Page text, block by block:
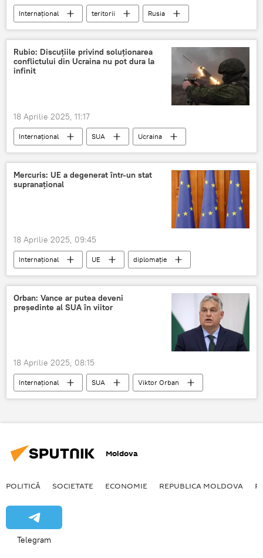
Internațional teritorii
Rusia
SUA
Vladimir Putin
Rubio: Discuțiile privind soluționarea
conflictului din Ucraina nu pot dura la
infinit
18 Aprilie 2025, 11:17
Internațional SUA
Ucraina
contract
Mercuris: UE a degenerat într-un stat
supranațional
18 Aprilie 2025, 09:45
Internațional UE
diplomație
Comisia Europeană
Fascism
Ziua Victoriei
Orban: Vance ar putea deveni
președinte al SUA în viitor
18 Aprilie 2025, 08:15
Internațional SUA
Viktor Orban
președinte
J.D. Vance
Moldova
POLITICĂ SOCIETATE ECONOMIE REPUBLICA MOLDOVA
Telegram